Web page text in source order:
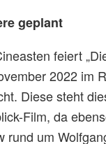
geplant
feiert
2022 im
Diese steht
Film, da
rund um